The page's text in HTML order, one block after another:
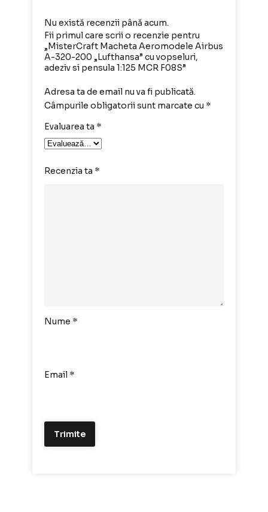
Nu există recenzii până acum.
Fii primul care scrii o recenzie pentru
„MisterCraft Macheta Aeromodele Airbus
A-320-200 „Lufthansa” cu vopseluri,
adeziv si pensula 1:125 MCR F08S”
Adresa ta de email nu va fi publicată.
Câmpurile obligatorii sunt marcate cu *
Evaluarea ta *
Recenzia ta *
Nume *
Email *